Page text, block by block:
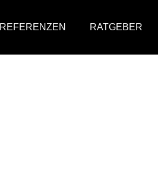
REFERENZEN RATGEBER